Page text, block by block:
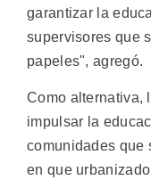
garantizar la
supervisores que
papeles", agregó.
Como alternativa,
impulsar la
comunidades que
en que